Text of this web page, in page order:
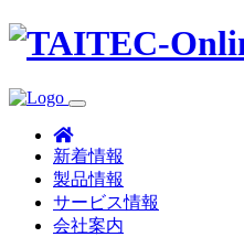
新着情報
製品情報
サービス情報
会社案内